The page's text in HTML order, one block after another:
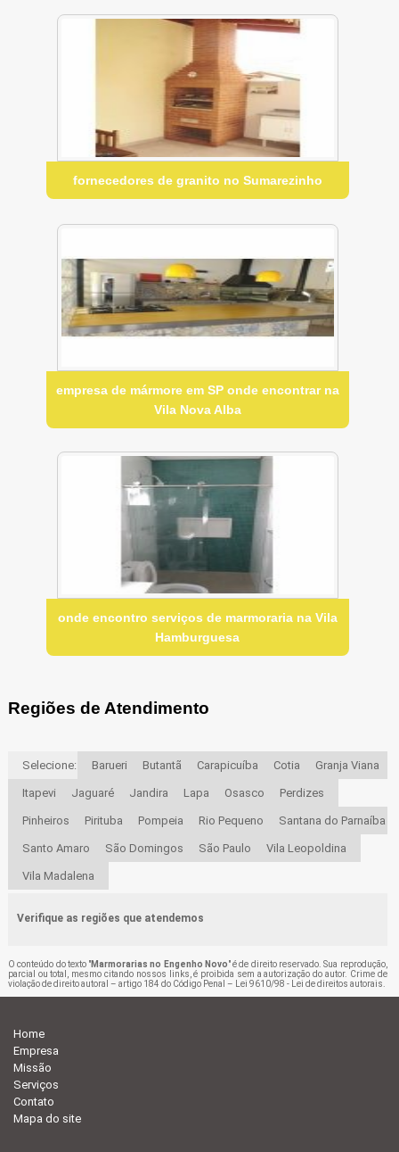
fornecedores de granito no Sumarezinho
empresa de mármore em SP onde encontrar na
Vila Nova Alba
onde encontro serviços de marmoraria na Vila
Hamburguesa
Regiões de Atendimento
Selecione: Barueri Butantã Carapicuíba Cotia Granja Viana
Itapevi Jaguaré Jandira Lapa Osasco Perdizes
Pinheiros Pirituba Pompeia Rio Pequeno Santana do Parnaíba
Santo Amaro São Domingos São Paulo Vila Leopoldina
Vila Madalena
Verifique as regiões que atendemos
O conteúdo do texto "Marmorarias no Engenho Novo" é de direito reservado. Sua reprodução,
parcial ou total, mesmo citando nossos links, é proibida sem a autorização do autor. Crime de
violação de direito autoral – artigo 184 do Código Penal – Lei 9610/98 - Lei de direitos autorais.
Home
Empresa
Missão
Serviços
Contato
Mapa do site